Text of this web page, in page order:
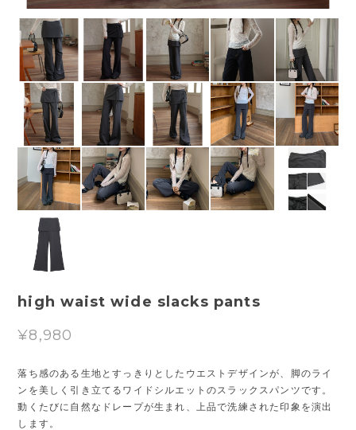
high waist wide slacks pants
¥8,980
落ち感のある生地とすっきりとしたウエストデザインが、脚のライ
ンを美しく引き立てるワイドシルエットのスラックスパンツです。
動くたびに自然なドレープが生まれ、上品で洗練された印象を演出
します。